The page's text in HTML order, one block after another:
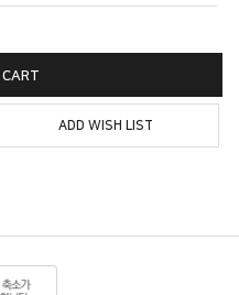
ADD WISH LIST